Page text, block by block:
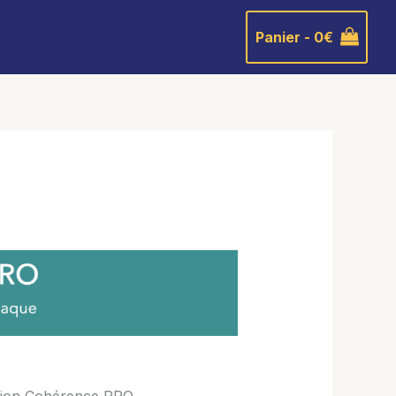
Panier - 0€